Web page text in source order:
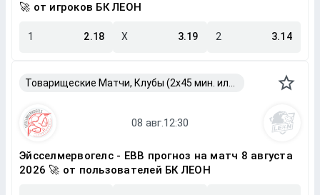
🚀 от игроков БК ЛЕОН
1 2.18 X 3.19 2 3.14
Эйсселмервогелс - ЕВВ прогноз на матч 8 августа
2026 🚀 от пользователей БК ЛЕОН